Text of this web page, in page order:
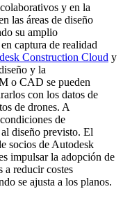
y en la
las áreas de diseño
su amplio
captura de realidad
Construction Cloud y
y la
o CAD se pueden
con los datos de
de drones. A
de
diseño previsto. El
socios de Autodesk
impulsar la adopción de
a reducir costes
se ajusta a los planos.